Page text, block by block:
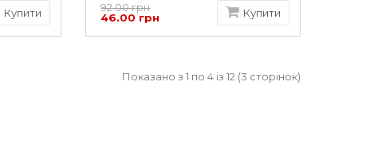
Купити
92.00 грн
46.00 грн
Купити
Показано з 1 по 4 із 12 (3 сторінок)